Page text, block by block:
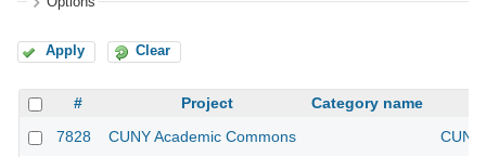
Apply Clear
# Project
Category name
7828
CUNY Academic Commons